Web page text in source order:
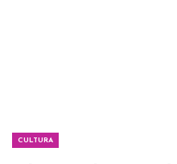
CULTURA